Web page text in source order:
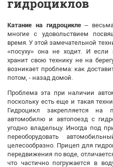
гидроциклов
Катание на гидроцикле– весьма
многие с удовольствием
время. У этой замечательной
«посуху» она не ходит. И если
хранит свою технику не на
возникает проблема: как
потом, - назад домой.
Проблема эта при наличии
поскольку есть еще и такая
Гидроцикл закрепляется на
автомобилю и автопоезд с
угодно владельцу. Иногда под
переоборудовать
целесообразно. Прицеп для
передвижения по воде,
что частично погружается в